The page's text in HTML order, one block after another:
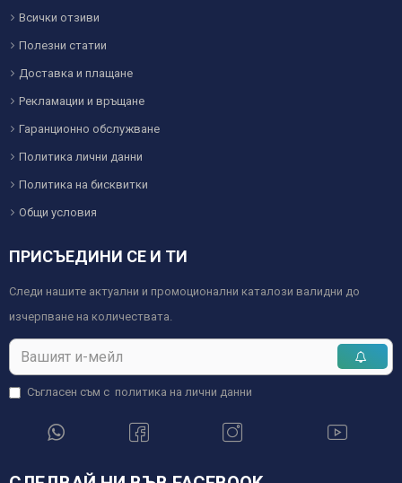
Всички отзиви
Полезни статии
Доставка и плащане
Рекламации и връщане
Гаранционно обслужване
Политика лични данни
Политика на бисквитки
Общи условия
ПРИСЪЕДИНИ СЕ И ТИ
Следи нашите актуални и промоционални каталози валидни до
изчерпване на количествата.
Съгласен съм с политика на лични данни